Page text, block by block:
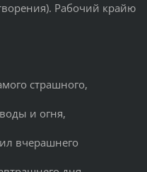
Рабочий крайю
страшного,
и огня,